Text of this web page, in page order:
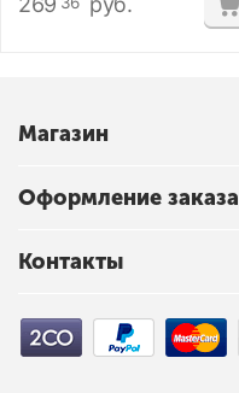
Магазин
Оформление заказа
Контакты